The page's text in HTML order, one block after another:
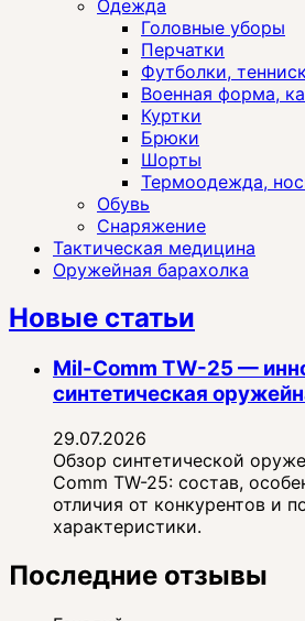
Одежда
Головные уборы
Перчатки
Футболки,
Военная форма,
Куртки
Брюки
Шорты
Термоодежда,
Обувь
Снаряжение
Тактическая медицина
Оружейная барахолка
Новые статьи
Mil-Comm TW-25 —
синтетическая
29.07.2026
Обзор синтетической
Comm TW-25: состав,
отличия от конкурентов и
характеристики.
Последние отзывы